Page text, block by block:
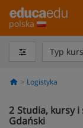
polska
Typ
Logistyka
2 Studia, kursy i
Gdański